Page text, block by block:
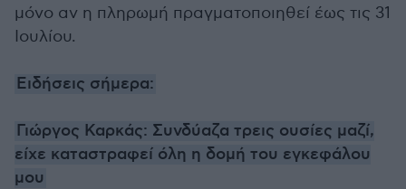
μόνο αν η πληρωμή πραγματοποιηθεί έως τις 31
Ιουλίου.
Ειδήσεις σήμερα:
Γιώργος Καρκάς: Συνδύαζα τρεις ουσίες μαζί,
είχε καταστραφεί όλη η δομή του εγκεφάλου
μου